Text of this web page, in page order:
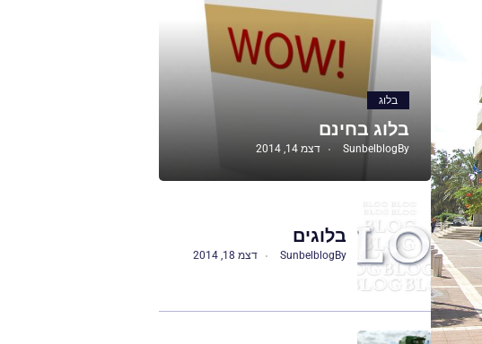
בלוג
בלוג בחינם
By
Sunbelblog דצמ 14, 2014
בלוגים
By
Sunbelblog דצמ 18, 2014